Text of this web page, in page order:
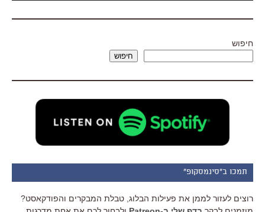
חיפוש
חיפוש
תמכו ב"סינמסקופ"
רוצים לעזור לממן את פעילות הבלוג, טבלת המבקרים והפודקאסט?